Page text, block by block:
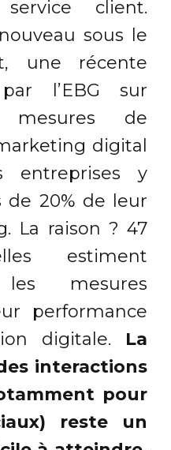
client.
sous le
une récente
l’EBG sur
mesures de
digital
entreprises y
de 20% de leur
La raison ? 47
estiment
les mesures
performance
digitale. La
interactions
pour
reste un